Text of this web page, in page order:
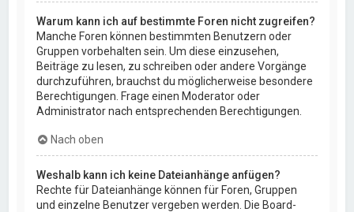
Warum kann ich auf bestimmte Foren nicht zugreifen?
Manche Foren können bestimmten Benutzern oder
Gruppen vorbehalten sein. Um diese einzusehen,
Beiträge zu lesen, zu schreiben oder andere Vorgänge
durchzuführen, brauchst du möglicherweise besondere
Berechtigungen. Frage einen Moderator oder
Administrator nach entsprechenden Berechtigungen.
Nach oben
Weshalb kann ich keine Dateianhänge anfügen?
Rechte für Dateianhänge können für Foren, Gruppen
und einzelne Benutzer vergeben werden. Die Board-